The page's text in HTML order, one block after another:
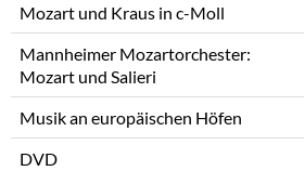
Mozart und Kraus in c-Moll
Mannheimer Mozartorchester:
Mozart und Salieri
Musik an europäischen Höfen
DVD